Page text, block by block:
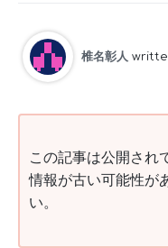
椎名彰人
この記事は公開され
情報が古い可能性が
い。